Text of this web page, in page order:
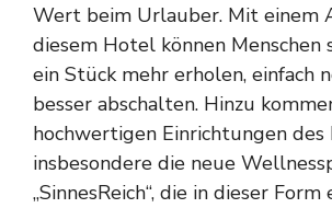
Wert beim Urlauber. Mit einem
diesem Hotel können Menschen
ein Stück mehr erholen, einfach
besser abschalten. Hinzu
hochwertigen Einrichtungen des
insbesondere die neue
„SinnesReich“, die in dieser